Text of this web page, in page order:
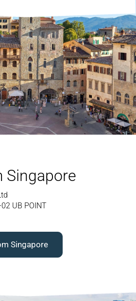
Singapore
UB POINT
Singapore